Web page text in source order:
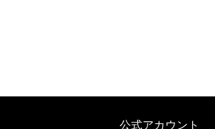
公式アカウント